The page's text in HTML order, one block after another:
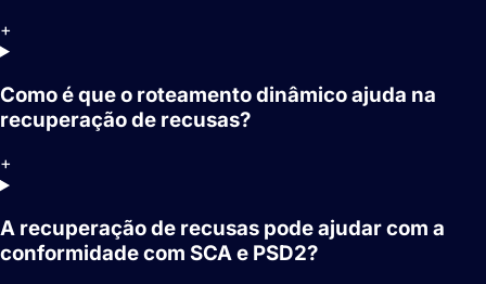
+
Como é que o roteamento dinâmico ajuda na
recuperação de recusas?
+
A recuperação de recusas pode ajudar com a
conformidade com SCA e PSD2?